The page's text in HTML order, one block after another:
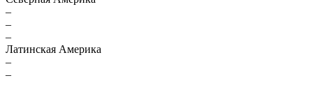
–
–
–
Латинская Америка
–
–